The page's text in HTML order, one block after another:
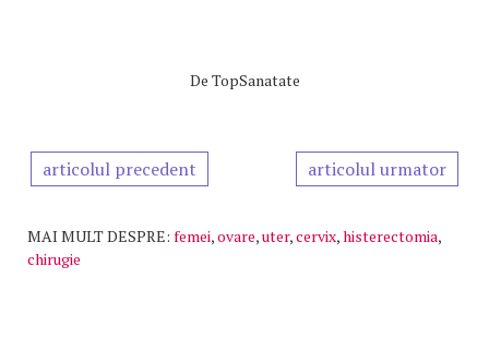
De TopSanatate
articolul precedent articolul urmator
MAI MULT DESPRE: femei,ovare,uter,cervix,histerectomia,
chirugie